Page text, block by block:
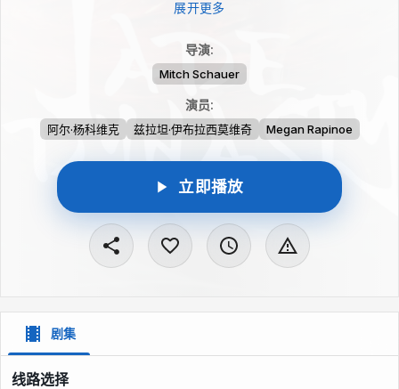
球明星们突然无法正常踢球。四个年轻的超级球迷决定联手出击，
展开更多
导演:
Mitch Schauer
演员:
阿尔·杨科维克 兹拉坦·伊布拉西莫维奇 Megan Rapinoe
立即播放
剧集
线路选择